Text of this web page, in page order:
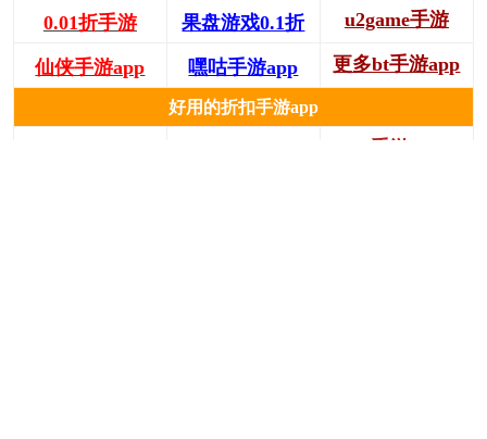
0.01折手游 果盘游戏0.1折 u2game手游
仙侠手游app 嘿咕手游app 更多bt手游app
好用的折扣手游app